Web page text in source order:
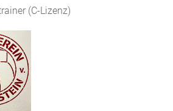
(C-Lizenz)